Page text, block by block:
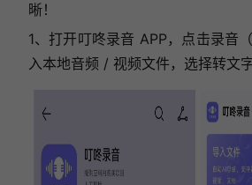
晰！
1、打开叮咚录音 APP，点击录音
入本地音频 / 视频文件，选择转文